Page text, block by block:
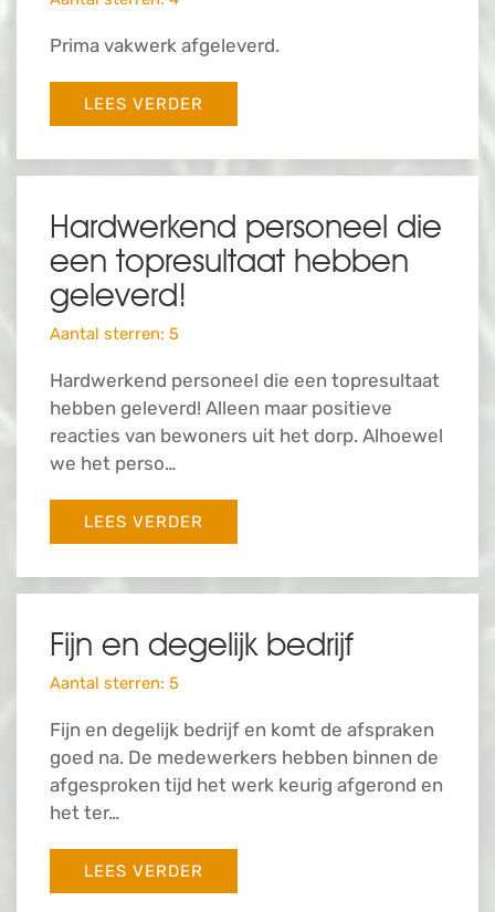
Prima vakwerk afgeleverd.
LEES VERDER
Hardwerkend personeel die
een topresultaat hebben
geleverd!
Aantal sterren: 5
Hardwerkend personeel die een topresultaat
hebben geleverd! Alleen maar positieve
reacties van bewoners uit het dorp. Alhoewel
we het perso…
LEES VERDER
Fijn en degelijk bedrijf
Aantal sterren: 5
Fijn en degelijk bedrijf en komt de afspraken
goed na. De medewerkers hebben binnen de
afgesproken tijd het werk keurig afgerond en
het ter…
LEES VERDER